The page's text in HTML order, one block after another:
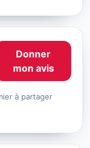
Donner
mon avis
à partager